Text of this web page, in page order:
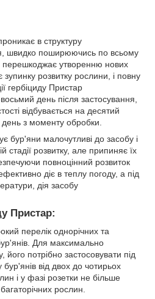
в структуру
швидко поширюючись по всьому
утворенню нових
розвитку рослини, і повну
гербіциду Пристар
день після застосування,
відбувається на десятий
з моменту обробки.
бур'яни малочутливі до засобу і
стадії розвитку, але припиняє їх
повноцінний розвиток
діє в теплу погоду, а під
дія засобу
Пристар:
перелік однорічних та
Для максимально
потрібно застосовувати під
від двох до чотирьох
і у фазі розетки не більше
рослин.